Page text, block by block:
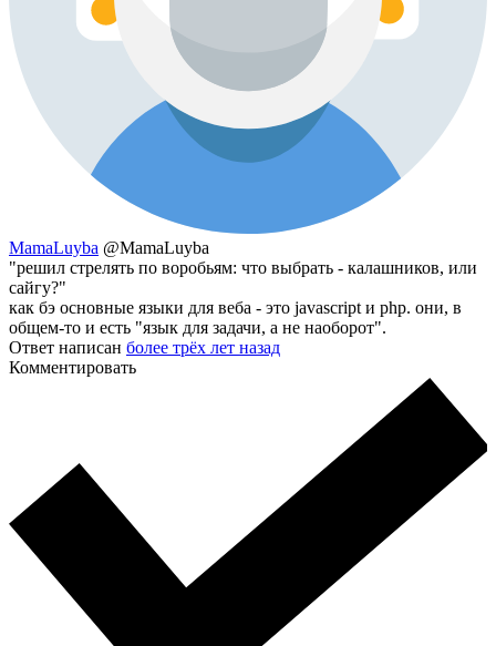
MamaLuyba @MamaLuyba
"решил стрелять по воробьям: что выбрать - калашников, или
сайгу?"
как бэ основные языки для веба - это javascript и php. они, в
общем-то и есть "язык для задачи, а не наоборот".
Ответ написан более трёх лет назад
Комментировать